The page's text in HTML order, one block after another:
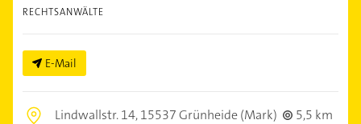
RECHTSANWÄLTE
E-Mail
Lindwallstr. 14,15537 Grünheide (Mark)
5,5 km